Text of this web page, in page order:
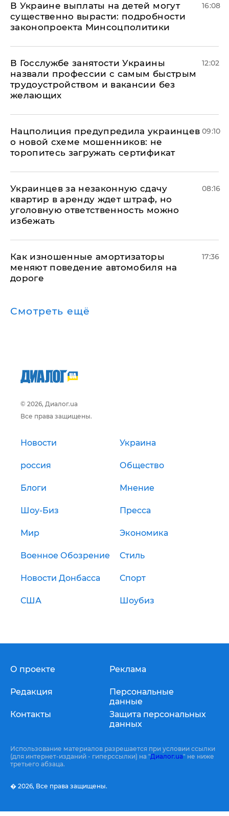
В Украине выплаты на детей могут
существенно вырасти: подробности
законопроекта Минсоцполитики
16:08
В Госслужбе занятости Украины
назвали профессии с самым быстрым
трудоустройством и вакансии без
желающих
12:02
Нацполиция предупредила украинцев
о новой схеме мошенников: не
торопитесь загружать сертификат
09:10
Украинцев за незаконную сдачу
квартир в аренду ждет штраф, но
уголовную ответственность можно
избежать
08:16
Как изношенные амортизаторы
меняют поведение автомобиля на
дороге
17:36
Смотреть ещё
© 2026, Диалог.ua
Все права защищены.
Новости Украина
россия Общество
Блоги Мнение
Шоу-Биз Пресса
Мир Экономика
Военное Обозрение Стиль
Новости Донбасса Спорт
США Шоубиз
О проекте
Редакция
Контакты
Реклама
Персональные
данные
Защита персональных
данных
Использование материалов разрешается при условии ссылки
(для интернет-изданий - гиперссылки) на "Диалог.ua" не ниже
третьего абзаца.
� 2026, Все права защищены.